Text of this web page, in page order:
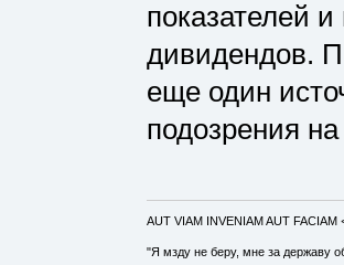
показателей
дивидендов.
еще один
подозрения
AUT VIAM INVENIAM AUT FACIAM
"Я мзду не беру, мне за державу